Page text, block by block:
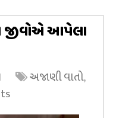
જીવોએ આપેલા
અજાણી વાતો,